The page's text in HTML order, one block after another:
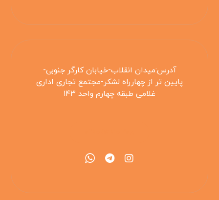
آدرس:میدان انقلاب-خیابان کارگر جنوبی-
پایین تر از چهارراه لشکر-مجتمع تجاری اداری
غلامی طبقه چهارم واحد ۱۴۳